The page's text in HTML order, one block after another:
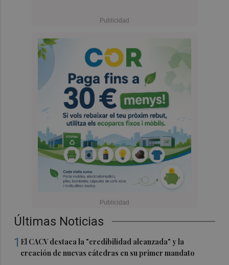
Últimas Noticias
1 El CACV destaca la "credibilidad alcanzada" y la
creación de nuevas cátedras en su primer mandato